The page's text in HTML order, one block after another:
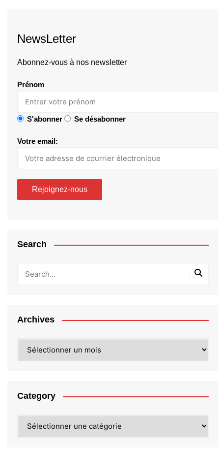
NewsLetter
Abonnez-vous à nos newsletter
Prénom
S'abonner Se désabonner
Votre email:
Search
Archives
Category